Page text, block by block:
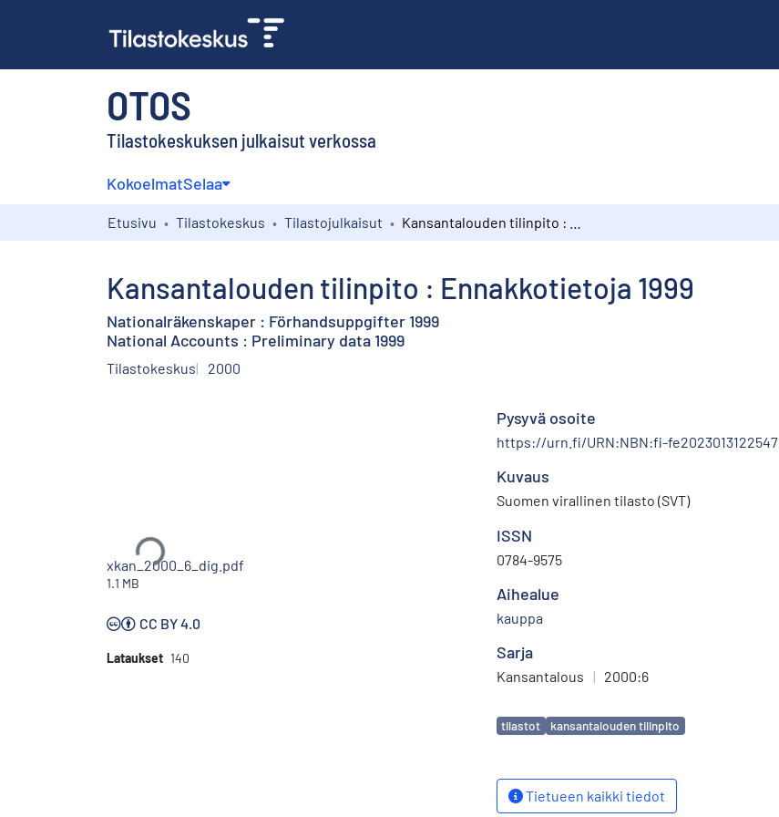
OTOS
Tilastokeskuksen julkaisut verkossa
KokoelmatSelaa
Etusivu Tilastokeskus Tilastojulkaisut
Kansantalouden tilinpito : Ennakkotietoja 1999
Nationalräkenskaper : Förhandsuppgifter 1999
National Accounts : Preliminary data 1999
Tilastokeskus 2000
Ladataan...
xkan_2000_6_dig.pdf
1.1 MB
CC BY 4.0
Lataukset 140
Pysyvä osoite
https://urn.fi/URN:NBN:fi-fe2023013122547
Kuvaus
Suomen virallinen tilasto (SVT)
ISSN
0784-9575
Aihealue
kauppa
Sarja
Kansantalous | 2000:6
Avainsanat
tilastot kansantalouden tilinpito
Tietueen kaikki tiedot